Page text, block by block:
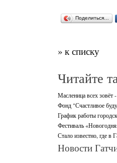
Поделиться…
» к списку
Читайте
Масленица всех зовёт
Фонд "Счастливое
График работы
Фестиваль
Стало известно, где в
Новости